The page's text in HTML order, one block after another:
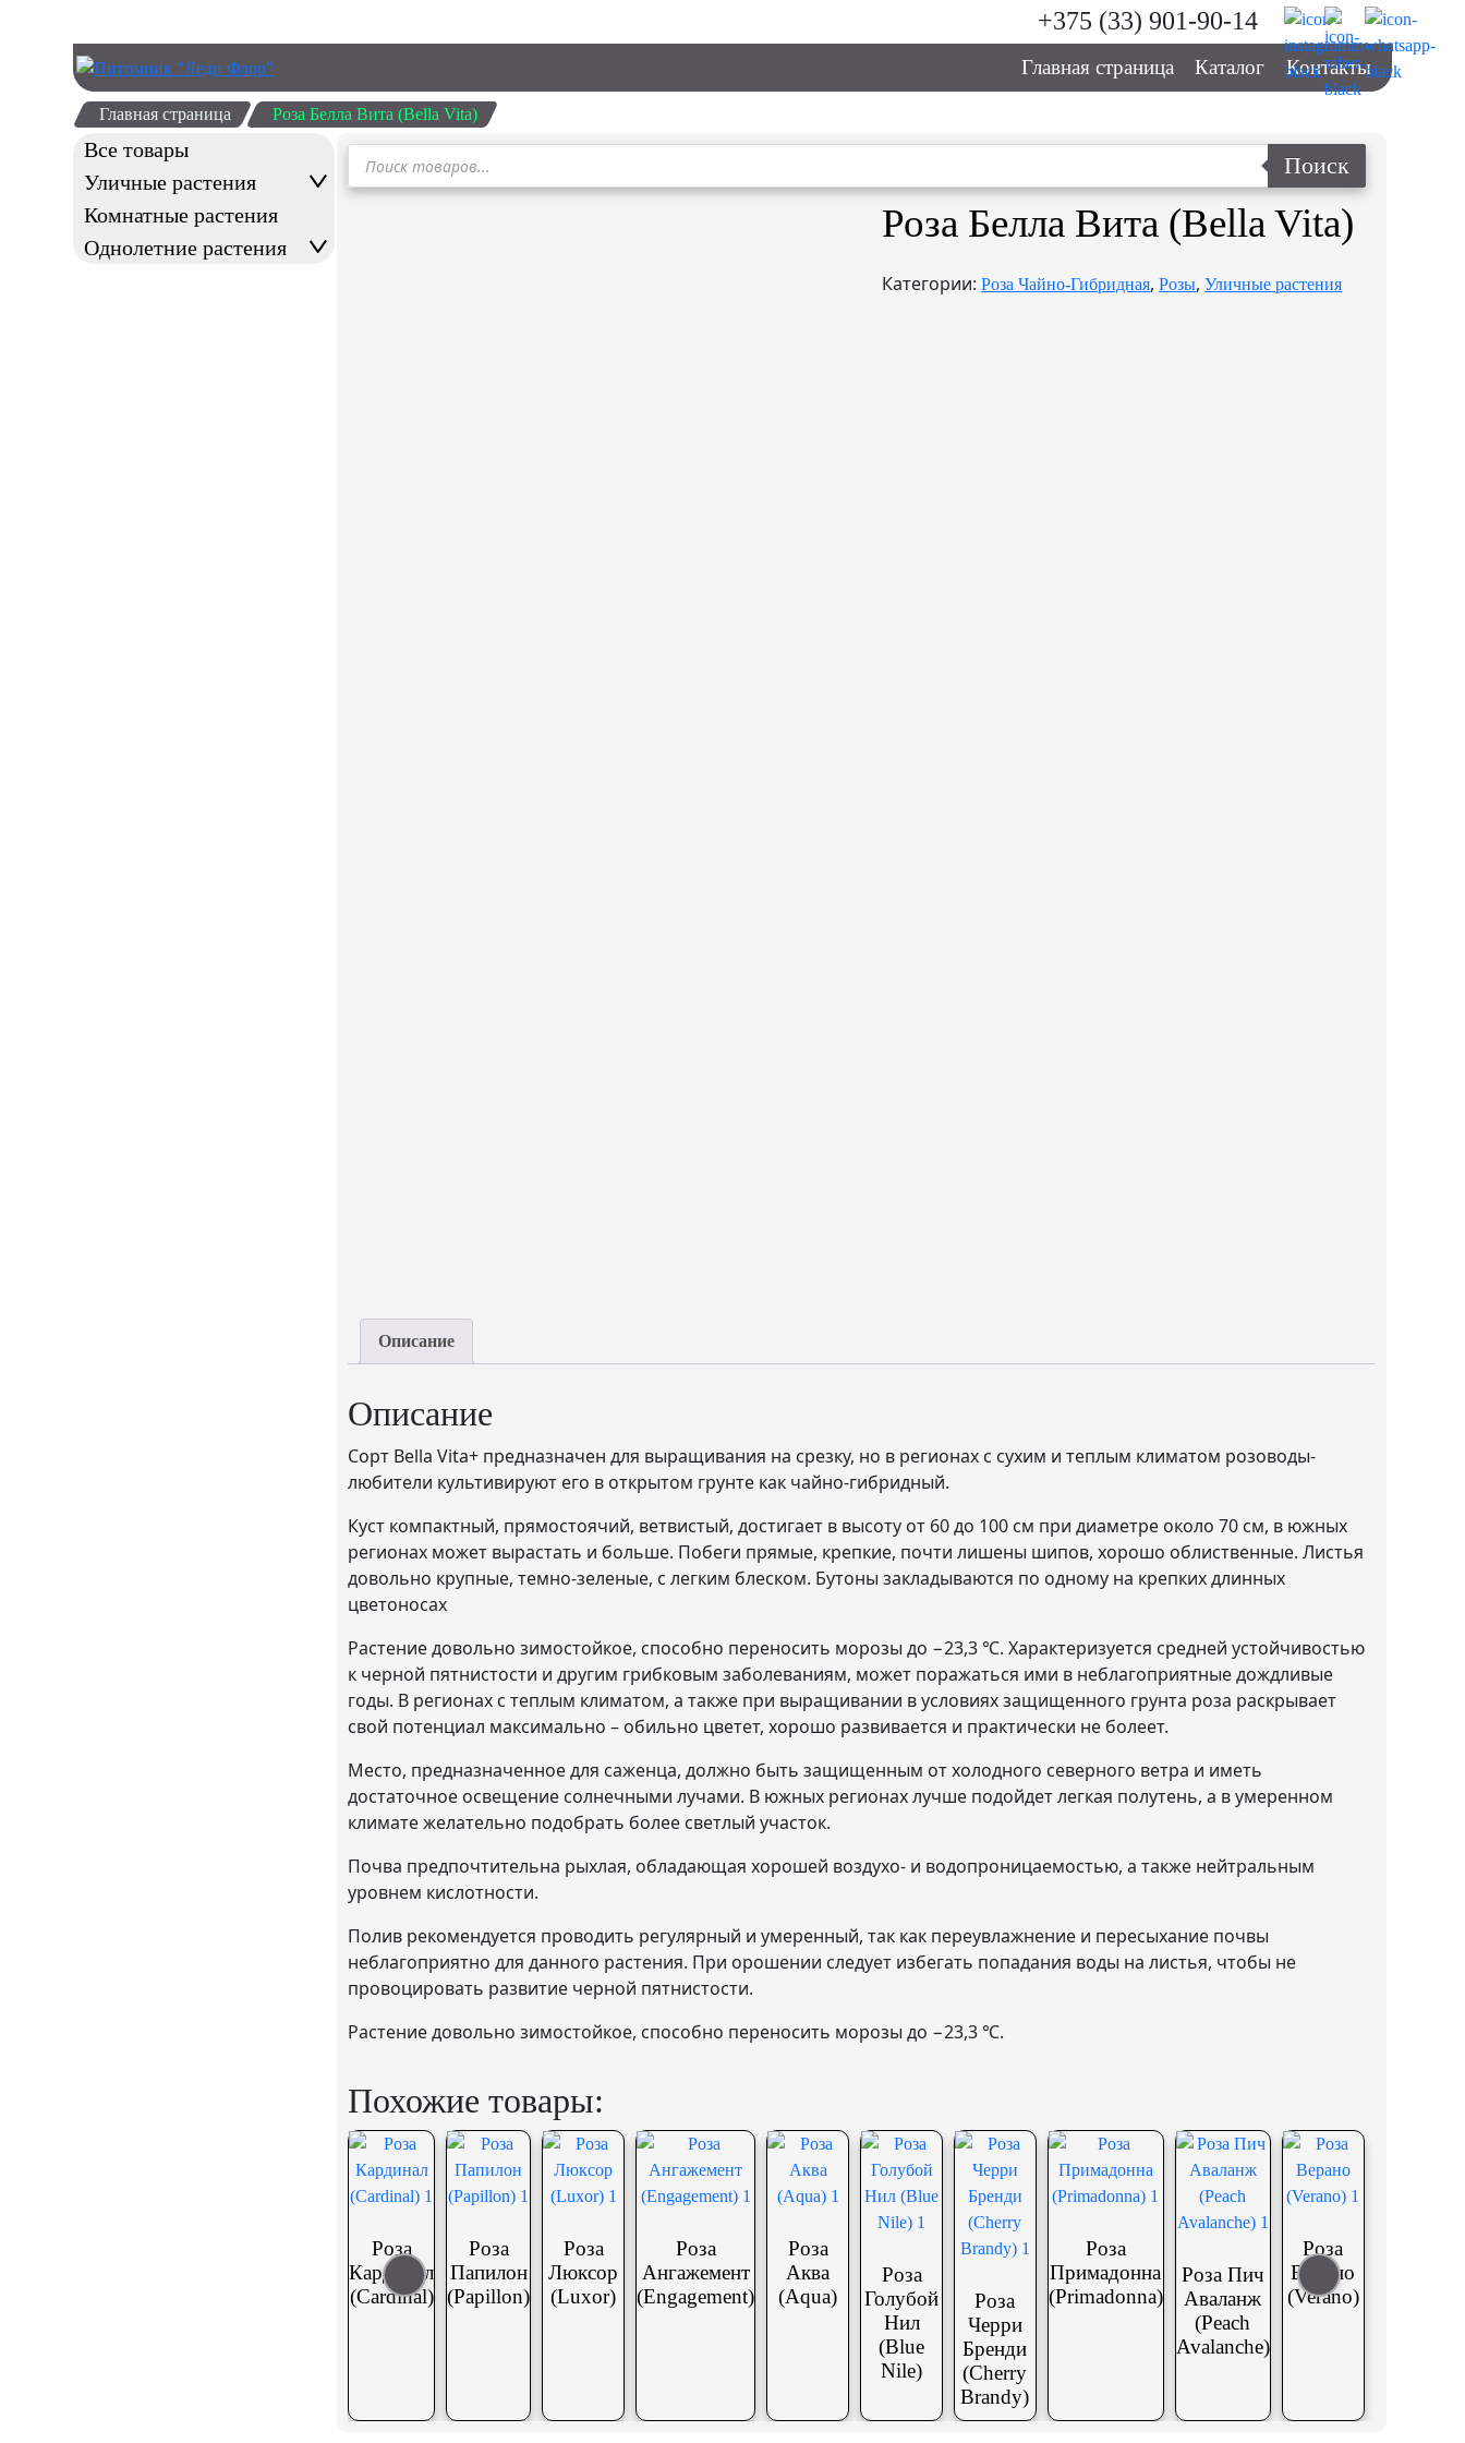
+375 (33) 901-90-14
Главная страница Каталог Контакты
Главная страница Роза Белла Вита (Bella Vita)
Все товары
Уличные растения
Комнатные растения
Однолетние растения
Поиск
товаров Поиск
Роза Белла Вита (Bella Vita)
Категории:Роза Чайно-Гибридная,Розы,Уличные растения
Описание
Описание
Сорт Bella Vita+ предназначен для выращивания на срезку, но в регионах с сухим и теплым климатом розоводы-
любители культивируют его в открытом грунте как чайно-гибридный.
Куст компактный, прямостоячий, ветвистый, достигает в высоту от 60 до 100 см при диаметре около 70 см, в южных
регионах может вырастать и больше. Побеги прямые, крепкие, почти лишены шипов, хорошо облиственные. Листья
довольно крупные, темно-зеленые, с легким блеском. Бутоны закладываются по одному на крепких длинных
цветоносах
Растение довольно зимостойкое, способно переносить морозы до −23,3 ℃. Характеризуется средней устойчивостью
к черной пятнистости и другим грибковым заболеваниям, может поражаться ими в неблагоприятные дождливые
годы. В регионах с теплым климатом, а также при выращивании в условиях защищенного грунта роза раскрывает
свой потенциал максимально – обильно цветет, хорошо развивается и практически не болеет.
Место, предназначенное для саженца, должно быть защищенным от холодного северного ветра и иметь
достаточное освещение солнечными лучами. В южных регионах лучше подойдет легкая полутень, а в умеренном
климате желательно подобрать более светлый участок.
Почва предпочтительна рыхлая, обладающая хорошей воздухо- и водопроницаемостью, а также нейтральным
уровнем кислотности.
Полив рекомендуется проводить регулярный и умеренный, так как переувлажнение и пересыхание почвы
неблагоприятно для данного растения. При орошении следует избегать попадания воды на листья, чтобы не
провоцировать развитие черной пятнистости.
Растение довольно зимостойкое, способно переносить морозы до −23,3 ℃.
Похожие товары:
Роза
Кардинал
(Сardinal)
Роза
Папилон
(Papillon)
Роза
Люксор
(Luxor)
Роза
Ангажемент
(Engagement)
Роза
Аква
(Aqua)
Роза
Голубой
Нил
(Blue
Nile)
Роза
Черри
Бренди
(Cherry
Brandy)
Роза
Примадонна
(Primadonna)
Роза Пич
Аваланж
(Peach
Avalanche)
Роза
Верано
(Verano)